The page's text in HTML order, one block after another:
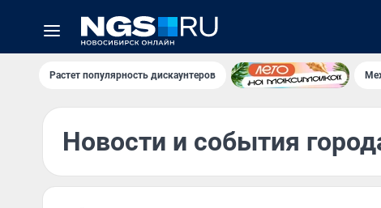
Растет популярность дискаунтеров
Новости и события